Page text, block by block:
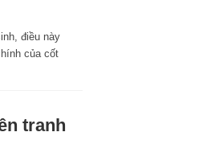
điều này
của cốt
tranh